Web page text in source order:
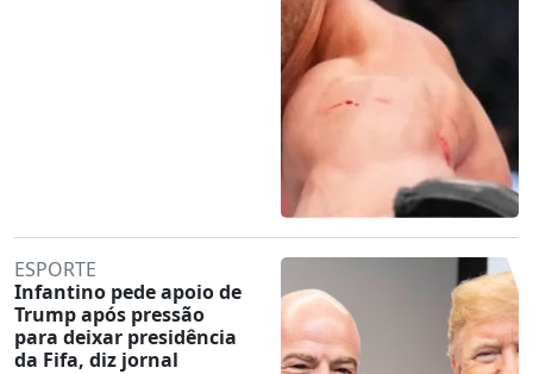
ESPORTE
Infantino pede apoio de
Trump após pressão
para deixar presidência
da Fifa, diz jornal